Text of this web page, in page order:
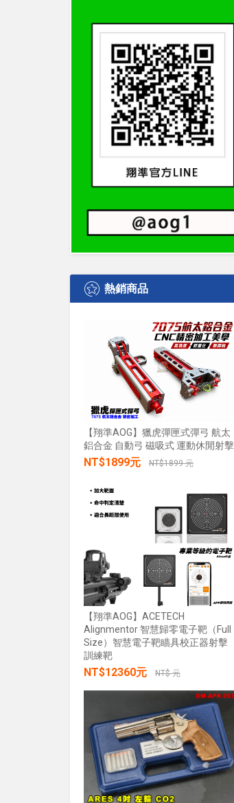
熱銷商品
【翔準AOG】獵虎彈匣式彈弓 航太
鋁合金 自動弓 磁吸式 運動休閒射擊
NT$1899元 NT$1899 元
【翔準AOG】ACETECH
Alignmentor 智慧歸零電子靶（Full
Size）智慧電子靶瞄具校正器射擊
訓練靶
NT$12360元 NT$ 元